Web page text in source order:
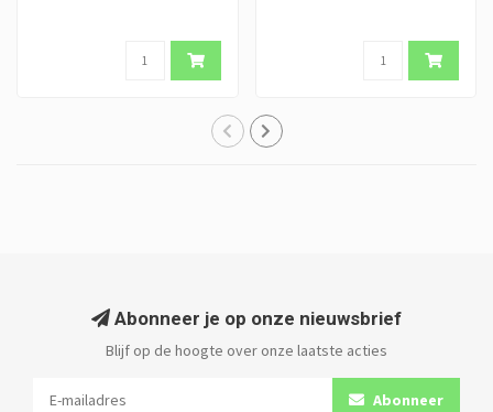
Abonneer je op onze nieuwsbrief
Blijf op de hoogte over onze laatste acties
Abonneer